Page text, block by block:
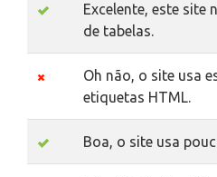
Excelente, este site
de tabelas.
Oh não, o site usa
etiquetas HTML.
Boa, o site usa